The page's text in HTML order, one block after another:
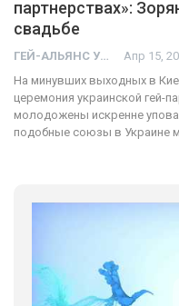
партнерствах»:
свадьбе
ГЕЙ-АЛЬЯНС УКРАИНА Апр 15,
На минувших выходных в
церемония украинской гей-
молодожены искренне
подобные союзы в Украине